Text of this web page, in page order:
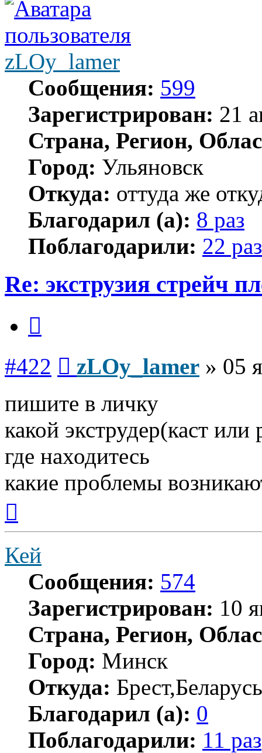
zLOy_lamer
Сообщения: 599
Зарегистрирован: 21
Страна, Регион,
Город: Ульяновск
Откуда: оттуда же
Благодарил (а): 8 раз
Поблагодарили: 22
Re: экструзия стрейч
#422 zLOy_lamer » 05
пишите в личку
какой экструдер(каст или
где находитесь
какие проблемы
началу
Кей
Сообщения: 574
Зарегистрирован: 10
Страна, Регион,
Город: Минск
Откуда: Брест,Беларусь
Благодарил (а): 0
Поблагодарили: 11 раз